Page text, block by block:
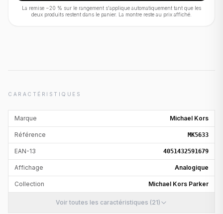
La remise −20 % sur le rangement s'applique automatiquement tant que les
deux produits restent dans le panier. La montre reste au prix affiché.
CARACTÉRISTIQUES
Marque Michael Kors
Référence MK5633
EAN-13 4051432591679
Affichage Analogique
Collection Michael Kors Parker
Voir toutes les caractéristiques (21)